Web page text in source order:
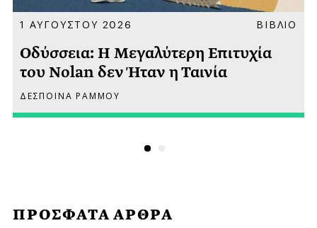
ΠΡΟΣΦΑΤΑ ΑΡΘΡΑ
1 ΑΥΓΟΥΣΤΟΥ 2026 ΒΙΒΛΙΟ
Οδύσσεια: Η Μεγαλύτερη Επιτυχία
του Nolan δεν Ήταν η Ταινία
ΔΕΣΠΟΙΝΑ ΡΑΜΜΟΥ